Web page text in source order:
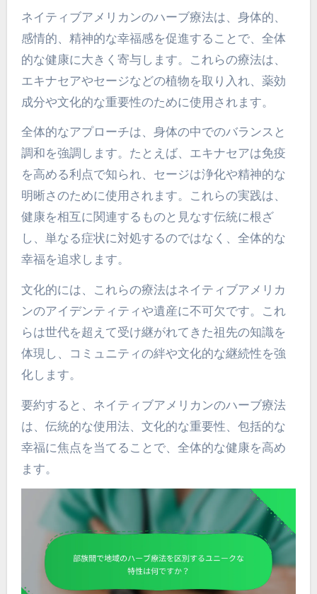
ネイティブアメリカンのハーブ療法は、身体的、
感情的、精神的な幸福感を促進することで、全体
的な健康に大きく寄与します。これらの療法は、
エキナセアやセージなどの植物を取り入れ、薬効
成分や文化的な重要性のために使用されます。
全体的なアプローチは、身体の中でのバランスと
調和を強調します。たとえば、エキナセアは免疫
を高める利点で知られ、セージは浄化や精神的な
明晰さのために使用されます。これらの実践は、
健康を相互に関連するものと見なす伝統に根ざ
し、単なる症状に対処するのではなく、全体的な
幸福を追求します。
文化的には、これらの療法はネイティブアメリカ
ンのアイデンティティや遺産に不可欠です。これ
らは世代を超えて受け継がれてきた祖先の知識を
体現し、コミュニティの絆や文化的な継続性を強
化します。
要約すると、ネイティブアメリカンのハーブ療法
は、伝統的な使用法、文化的な重要性、包括的な
幸福に焦点を当てることで、全体的な健康を高め
ます。